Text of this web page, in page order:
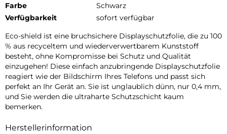
Farbe
Schwarz
Verfügbarkeit
sofort verfügbar
Eco-shield ist eine bruchsichere Displayschutzfolie, die zu 100
% aus recyceltem und wiederverwertbarem Kunststoff
besteht, ohne Kompromisse bei Schutz und Qualität
einzugehen! Diese einfach anzubringende Displayschutzfolie
reagiert wie der Bildschirm Ihres Telefons und passt sich
perfekt an Ihr Gerät an. Sie ist unglaublich dünn, nur 0,4 mm,
und Sie werden die ultraharte Schutzschicht kaum
bemerken.
Herstellerinformation